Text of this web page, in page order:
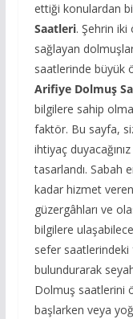
ettiği konulardan
Saatleri. Şehrin iki
sağlayan
saatlerinde büyük
Arifiye Dolmuş
bilgilere sahip
faktör. Bu sayfa,
ihtiyaç
tasarlandı. Sabah
kadar hizmet
güzergâhları ve
bilgilere
sefer saatlerindeki
bulundurarak
Dolmuş saatlerini
başlarken veya